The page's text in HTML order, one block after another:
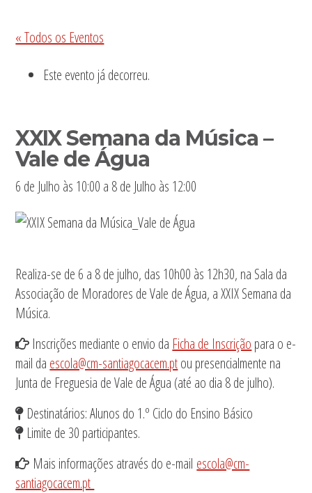
« Todos os Eventos
Este evento já decorreu.
XXIX Semana da Música –
Vale de Água
6 de Julho às 10:00 a 8 de Julho às 12:00
Realiza-se de 6 a 8 de julho, das 10h00 às 12h30, na Sala da
Associação de Moradores de Vale de Água, a XXIX Semana da
Música.
Inscrições mediante o envio da Ficha de Inscrição para o e-
mail da escola@cm-santiagocacem.ptou presencialmente na
Junta de Freguesia de Vale de Água (até ao dia 8 de julho).
Destinatários: Alunos do 1.º Ciclo do Ensino Básico
Limite de 30 participantes.
Mais informações através do e-mail escola@cm-
santiagocacem.pt
Sidebar